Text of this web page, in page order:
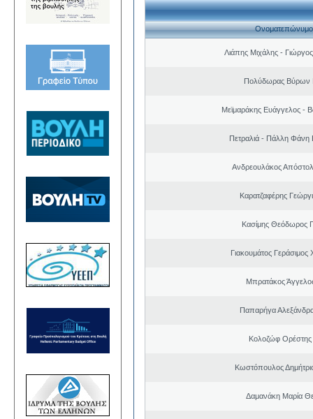
Ονοματεπώνυμο
Λιάπης Μιχάλης -
Πολύδωρας Βύρων
Μεϊμαράκης Ευάγγελος -
Πετραλιά - Πάλλη Φάνη
Ανδρεουλάκος
Καρατζαφέρης
Κασίμης Θεόδωρος
Γιακουμάτος
Μπρατάκος
Παπαρήγα
Κολοζώφ
Κωστόπουλος
Δαμανάκη Μαρία